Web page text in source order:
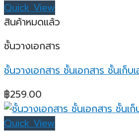
Quick View
สินค้าหมดแล้ว
ชั้นวางเอกสาร
ชั้นวางเอกสาร ชั้นเอกสาร ชั้นเก็
฿259.00
Quick View